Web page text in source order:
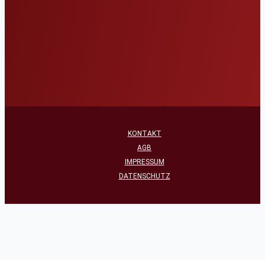
KONTAKT
AGB
IMPRESSUM
DATENSCHUTZ